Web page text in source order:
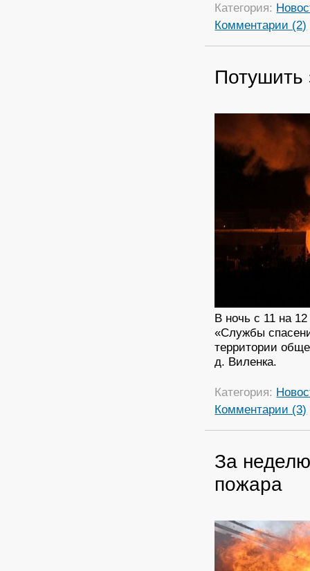
Категория:
Комментарии (2)
Потушить
В ночь с 11 на
«Службы
территории
д. Виленка.
Категория:
Комментарии (3)
За
пожара